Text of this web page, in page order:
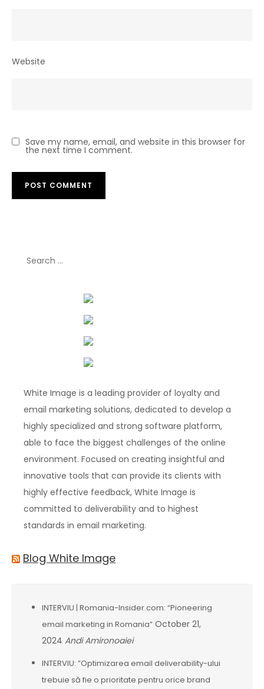
Website
Save my name, email, and website in this browser for
the next time I comment.
White Image is a leading provider of loyalty and
email marketing solutions, dedicated to develop a
highly specialized and strong software platform,
able to face the biggest challenges of the online
environment. Focused on creating insightful and
innovative tools that can provide its clients with
highly effective feedback, White Image is
committed to deliverability and to highest
standards in email marketing.
Blog White Image
INTERVIU | Romania-Insider.com: “Pioneering
email marketing in Romania” October 21,
2024 Andi Amironoaiei
INTERVIU: ”Optimizarea email deliverability-ului
trebuie să fie o prioritate pentru orice brand